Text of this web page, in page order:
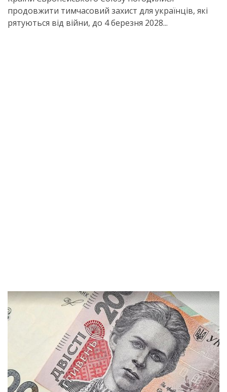
продовжити тимчасовий захист для українців, які
рятуються від війни, до 4 березня 2028...